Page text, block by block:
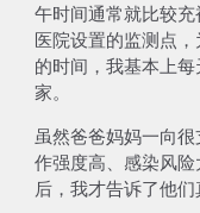
午时间通常就比较
医院设置的监测点
的时间，我基本上
家。
虽然爸爸妈妈一向
作强度高、感染风险
后，我才告诉了他们